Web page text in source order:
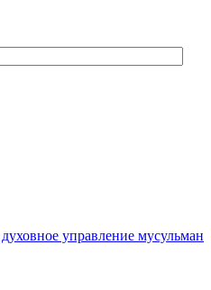
управление мусульман